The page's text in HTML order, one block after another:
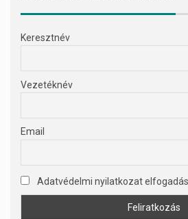
Keresztnév
Vezetéknév
Email
Adatvédelmi nyilatkozat